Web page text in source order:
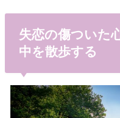
失恋の傷ついた
中を散歩する